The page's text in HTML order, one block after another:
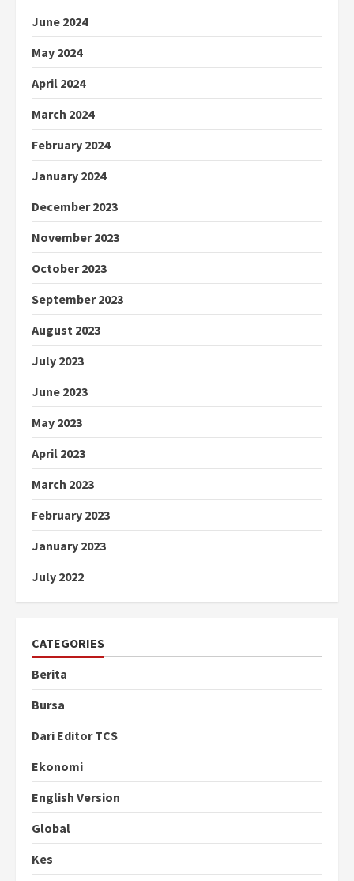
June 2024
May 2024
April 2024
March 2024
February 2024
January 2024
December 2023
November 2023
October 2023
September 2023
August 2023
July 2023
June 2023
May 2023
April 2023
March 2023
February 2023
January 2023
July 2022
CATEGORIES
Berita
Bursa
Dari Editor TCS
Ekonomi
English Version
Global
Kes